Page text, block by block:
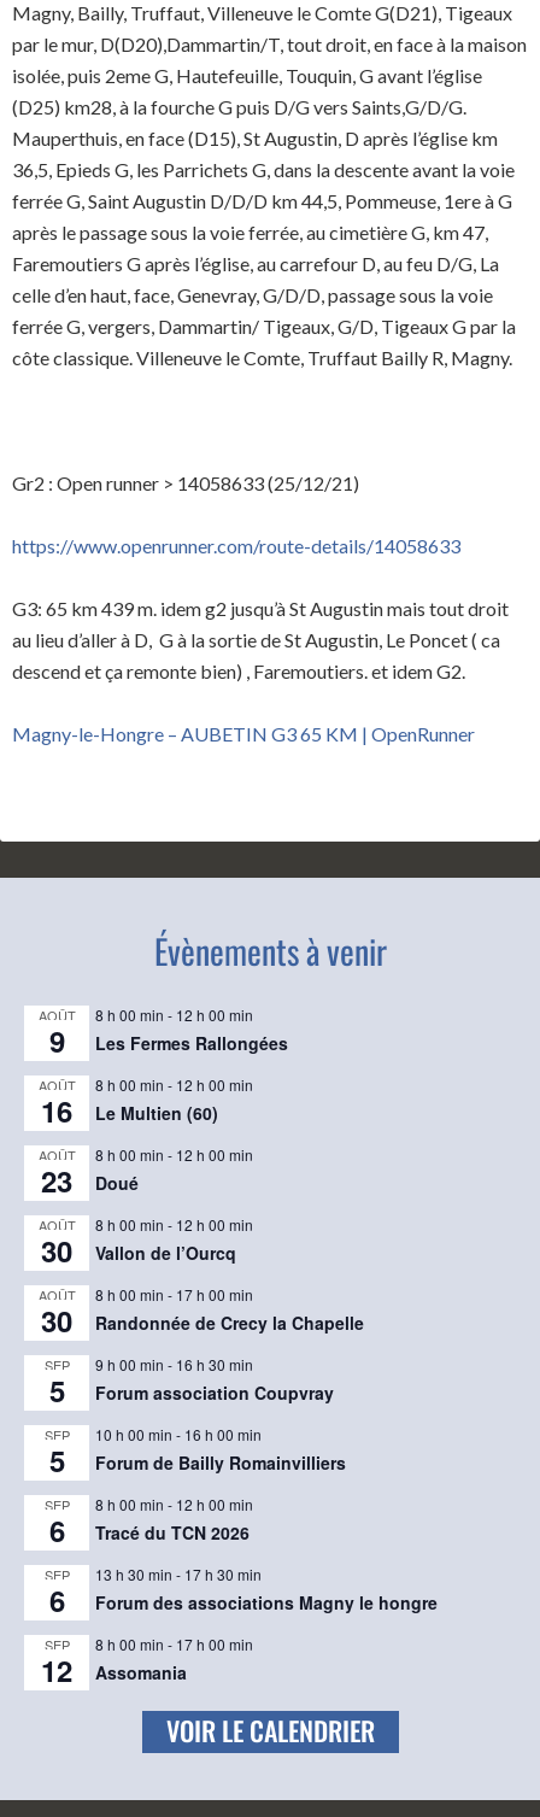
Magny, Bailly, Truffaut, Villeneuve le Comte G(D21), Tigeaux
par le mur, D(D20),Dammartin/T, tout droit, en face à la maison
isolée, puis 2eme G, Hautefeuille, Touquin, G avant l’église
(D25) km28, à la fourche G puis D/G vers Saints,G/D/G.
Mauperthuis, en face (D15), St Augustin, D après l’église km
36,5, Epieds G, les Parrichets G, dans la descente avant la voie
ferrée G, Saint Augustin D/D/D km 44,5, Pommeuse, 1ere à G
après le passage sous la voie ferrée, au cimetière G, km 47,
Faremoutiers G après l’église, au carrefour D, au feu D/G, La
celle d’en haut, face, Genevray, G/D/D, passage sous la voie
ferrée G, vergers, Dammartin/ Tigeaux, G/D, Tigeaux G par la
côte classique. Villeneuve le Comte, Truffaut Bailly R, Magny.
Gr2 : Open runner > 14058633 (25/12/21)
https://www.openrunner.com/route-details/14058633
G3: 65 km 439 m. idem g2 jusqu’à St Augustin mais tout droit
au lieu d’aller à D, G à la sortie de St Augustin, Le Poncet ( ca
descend et ça remonte bien) , Faremoutiers. et idem G2.
Magny-le-Hongre – AUBETIN G3 65 KM | OpenRunner
Évènements à venir
AOÛT
9
8 h 00 min - 12 h 00 min
Les Fermes Rallongées
AOÛT
16
8 h 00 min - 12 h 00 min
Le Multien (60)
AOÛT
23
8 h 00 min - 12 h 00 min
Doué
AOÛT
30
8 h 00 min - 12 h 00 min
Vallon de l’Ourcq
AOÛT
30
8 h 00 min - 17 h 00 min
Randonnée de Crecy la Chapelle
SEP
5
9 h 00 min - 16 h 30 min
Forum association Coupvray
SEP
5
10 h 00 min - 16 h 00 min
Forum de Bailly Romainvilliers
SEP
6
8 h 00 min - 12 h 00 min
Tracé du TCN 2026
SEP
6
13 h 30 min - 17 h 30 min
Forum des associations Magny le hongre
SEP
12
8 h 00 min - 17 h 00 min
Assomania
VOIR LE CALENDRIER